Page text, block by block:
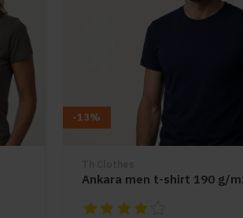
-13%
Ankara men t-shirt 190 g/
De beoordeling van dit